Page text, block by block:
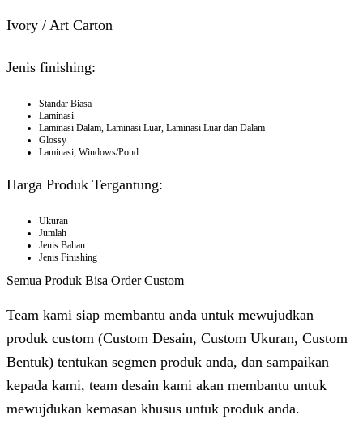
Ivory / Art Carton
Jenis finishing:
Standar Biasa
Laminasi
Laminasi Dalam, Laminasi Luar, Laminasi Luar dan Dalam
Glossy
Laminasi, Windows/Pond
Harga Produk Tergantung:
Ukuran
Jumlah
Jenis Bahan
Jenis Finishing
Semua Produk Bisa Order Custom
Team kami siap membantu anda untuk mewujudkan
produk custom (Custom Desain, Custom Ukuran, Custom
Bentuk) tentukan segmen produk anda, dan sampaikan
kepada kami, team desain kami akan membantu untuk
mewujdukan kemasan khusus untuk produk anda.